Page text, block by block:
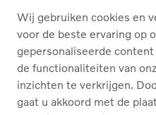
OVER ONS
Wij gebruiken cookies en
voor de beste ervaring op
gepersonaliseerde
de functionaliteiten van
inzichten te verkrijgen.
gaat u akkoord met de